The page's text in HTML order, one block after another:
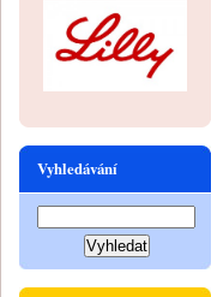
Vyhledávání